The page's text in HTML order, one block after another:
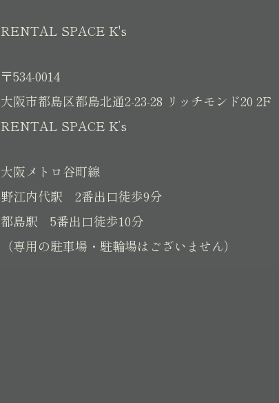
RENTAL SPACE K's
〒534-0014
大阪市都島区都島北通2-23-28 リッチモンド20 2F
RENTAL SPACE K’s
大阪メトロ谷町線
野江内代駅 2番出口徒歩9分
都島駅 5番出口徒歩10分
（専用の駐車場・駐輪場はございません）